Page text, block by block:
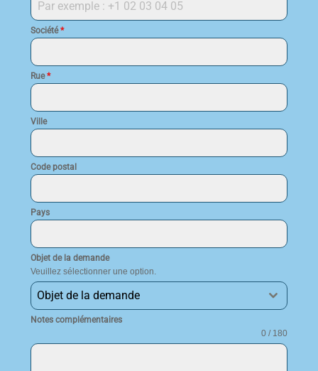
Société*
Rue*
Ville
Code postal
Pays
Objet de la demande
Veuillez sélectionner une option.
Objet de la demande
Notes complémentaires
0 / 180